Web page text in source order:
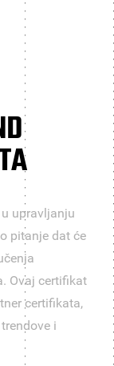
upravljanju
pitanje dat će
Ovaj certifikat
certifikata,
i